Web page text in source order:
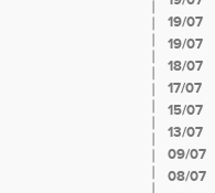
19/07
19/07
18/07
17/07
15/07
13/07
09/07
08/07